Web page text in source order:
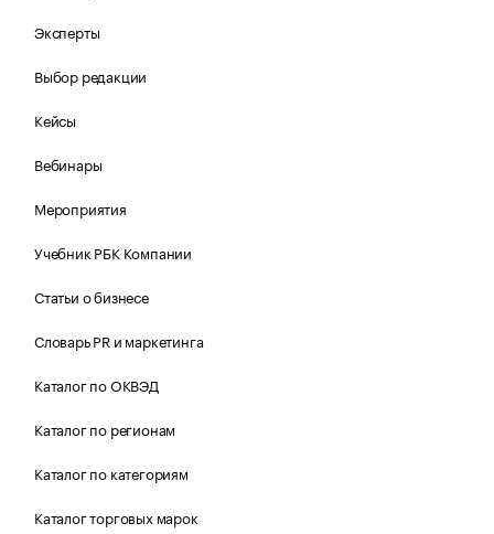
Эксперты
Выбор редакции
Кейсы
Вебинары
Мероприятия
Учебник РБК Компании
Статьи о бизнесе
Словарь PR и маркетинга
Каталог по ОКВЭД
Каталог по регионам
Каталог по категориям
Каталог торговых марок